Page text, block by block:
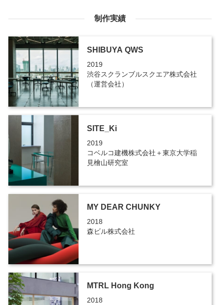
制作実績
SHIBUYA QWS
2019
渋谷スクランブルスクエア株式会社
（運営会社）
SITE_Ki
2019
コベルコ建機株式会社＋東京大学稲
見檜山研究室
MY DEAR CHUNKY
2018
森ビル株式会社
MTRL Hong Kong
2018